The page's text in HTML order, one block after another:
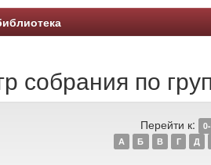
собрания по
Перейти к:
А
Б В Г Д